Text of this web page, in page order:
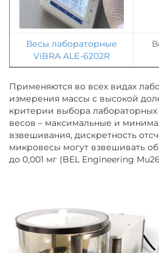
Весы лабораторные
ViBRA ALE-6202R
Применяются во всех видах
измерения массы с высокой
критерии выбора лабораторных
весов – максимальные и
взвешивания, дискретность
микровесы могут взвешивать
до 0,001 мг (BEL Engineering